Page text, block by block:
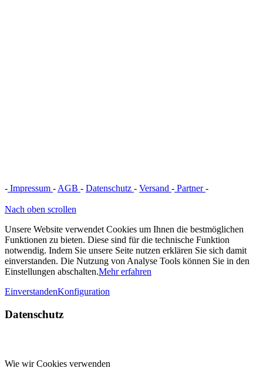
- Impressum - AGB - Datenschutz - Versand - Partner-
Nach oben scrollen
Unsere Website verwendet Cookies um Ihnen die bestmöglichen
Funktionen zu bieten. Diese sind für die technische Funktion
notwendig. Indem Sie unsere Seite nutzen erklären Sie sich damit
einverstanden. Die Nutzung von Analyse Tools können Sie in den
Einstellungen abschalten.Mehr erfahren
EinverstandenKonfiguration
Datenschutz
Wie wir Cookies verwenden